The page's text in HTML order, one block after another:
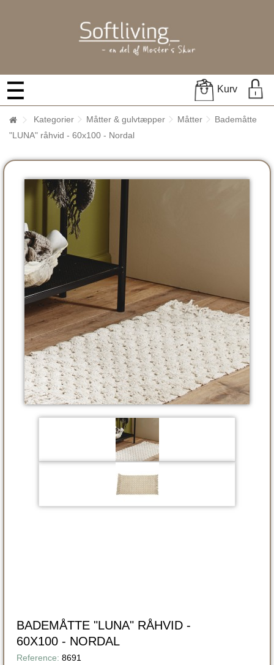
Kurv
Kategorier Måtter & gulvtæpper Måtter
Bademåtte
"LUNA" råhvid - 60x100 - Nordal
BADEMÅTTE "LUNA" RÅHVID -
60X100 - NORDAL
Reference: 8691